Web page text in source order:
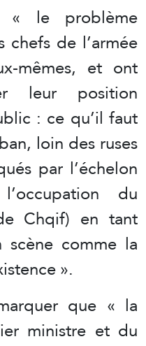
le problème
de l’armée
mêmes, et ont
leur position
: ce qu’il faut
loin des ruses
par l’échelon
du
Chqif) en tant
comme la
».
que « la
ministre et du